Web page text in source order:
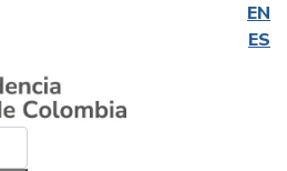
EN
ES